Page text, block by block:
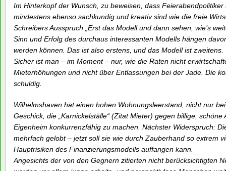
Im Hinterkopf der Wunsch, zu beweisen, dass
mindestens ebenso sachkundig und kreativ sind wie die freie
Schreibers Ausspruch „Erst das Modell und dann sehen, wie’s
Sinn und Erfolg des durchaus interessanten Modells hängen
werden können. Das ist also erstens, und das Modell ist zweitens.
Sicher ist man – im Moment – nur, wie die Raten nicht
Mieterhöhungen und nicht über Entlassungen bei der Jade. Die
schuldig.
Wilhelmshaven hat einen hohen Wohnungsleerstand, nicht nur
Geschick, die „Karnickelställe“ (Zitat Mieter) gegen billige,
Eigenheim konkurrenzfähig zu machen. Nächster Widerspruch:
mehrfach gelobt – jetzt soll sie wie durch Zauberhand so extrem
Hauptrisiken des Finanzierungsmodells auffangen kann.
Angesichts der von den Gegnern zitierten nicht berücksichtigten